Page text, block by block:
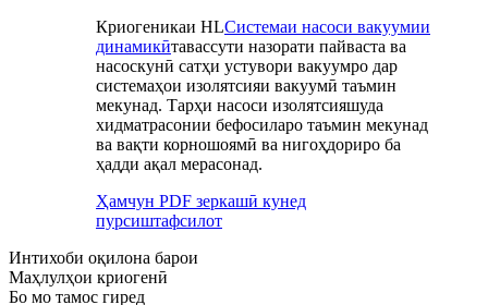
Криогеникаи HLСистемаи насоси вакуумии
динамикӣтавассути назорати пайваста ва
насоскунӣ сатҳи устувори вакуумро дар
системаҳои изолятсияи вакуумӣ таъмин
мекунад. Тарҳи насоси изолятсияшуда
хидматрасонии бефосиларо таъмин мекунад
ва вақти корношоямӣ ва нигоҳдориро ба
ҳадди ақал мерасонад.
Ҳамчун PDF зеркашӣ кунед
пурсиштафсилот
Интихоби оқилона барои
Маҳлулҳои криогенӣ
Бо мо тамос гиред